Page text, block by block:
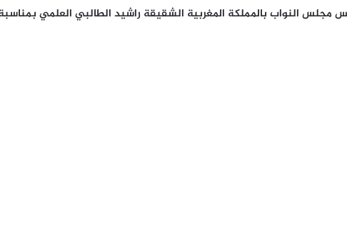
النواب بالمملكة المغربية الشقيقة راشيد الطالبي العلمي